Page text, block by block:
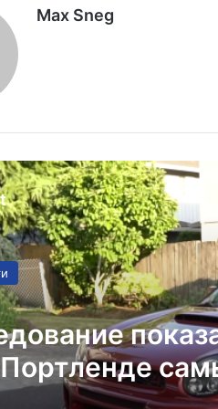
Max Sneg
Портленде
уровень